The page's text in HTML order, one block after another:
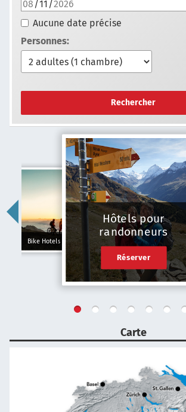
Aucune date précise
Personnes:
Rechercher
Bike Hotels
Hôtels pour
randonneurs
Réserver
Carte